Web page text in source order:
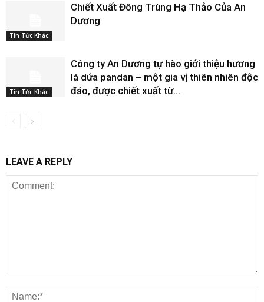
Tin Tức Khác
Chiết Xuất Đông Trùng Hạ Thảo Của An
Dương
Tin Tức Khác
Công ty An Dương tự hào giới thiệu hương
lá dứa pandan – một gia vị thiên nhiên độc
đáo, được chiết xuất từ...
LEAVE A REPLY